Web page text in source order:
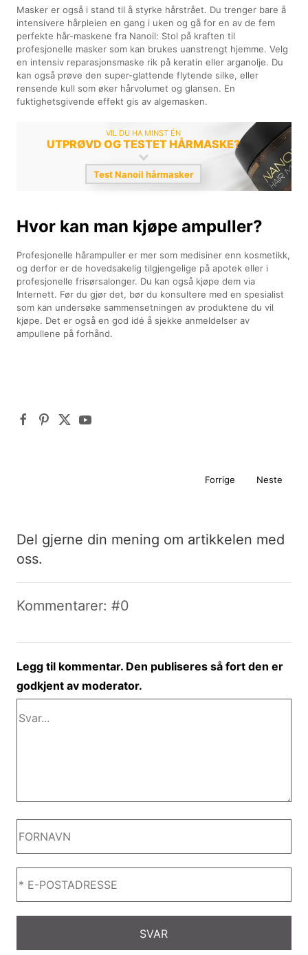
Masker er også i stand til å styrke hårstrået. Du trenger bare å
intensivere hårpleien en gang i uken og gå for en av de fem
perfekte hår-maskene fra Nanoil: Stol på kraften til
profesjonelle masker som kan brukes uanstrengt hjemme. Velg
en intensiv reparasjonsmaske rik på keratin eller arganolje. Du
kan også prøve den super-glattende flytende silke, eller
rensende kull som øker hårvolumet og glansen. En
fuktighetsgivende effekt gis av algemasken.
VIL DU HA MINST ÉN
UTPRØVD OG TESTET HÅRMASKE?
Test Nanoil hårmasker
Hvor kan man kjøpe ampuller?
Profesjonelle hårampuller er mer som medisiner enn kosmetikk,
og derfor er de hovedsakelig tilgjengelige på apotek eller i
profesjonelle frisørsalonger. Du kan også kjøpe dem via
Internett. Før du gjør det, bør du konsultere med en spesialist
som kan undersøke sammensetningen av produktene du vil
kjøpe. Det er også en god idé å sjekke anmeldelser av
ampullene på forhånd.
Forrige Neste
Del gjerne din mening om artikkelen med
oss.
Kommentarer: #0
Legg til kommentar. Den publiseres så fort den er
godkjent av moderator.